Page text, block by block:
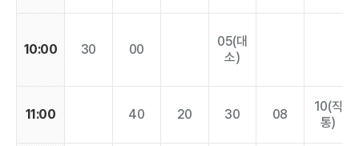
10:00 30 00
05(대
소)
11:00 40 20 30 08
10(직
통)